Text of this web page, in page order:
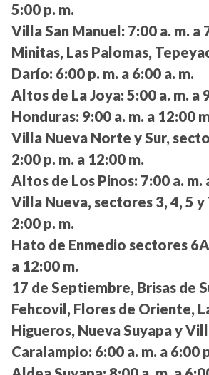
5:00 p. m.
Villa San Manuel: 7:00 a. m. a
Minitas, Las Palomas,
Darío: 6:00 p. m. a 6:00 a. m.
Altos de La Joya: 5:00 a. m. a
Honduras: 9:00 a. m. a 12:00
Villa Nueva Norte y Sur,
2:00 p. m. a 12:00 m.
Altos de Los Pinos: 7:00 a. m.
Villa Nueva, sectores 3, 4, 5 y
2:00 p. m.
Hato de Enmedio sectores
a 12:00 m.
17 de Septiembre, Brisas de
Fehcovil, Flores de Oriente,
Higueros, Nueva Suyapa y
Caralampio: 6:00 a. m. a 6:00